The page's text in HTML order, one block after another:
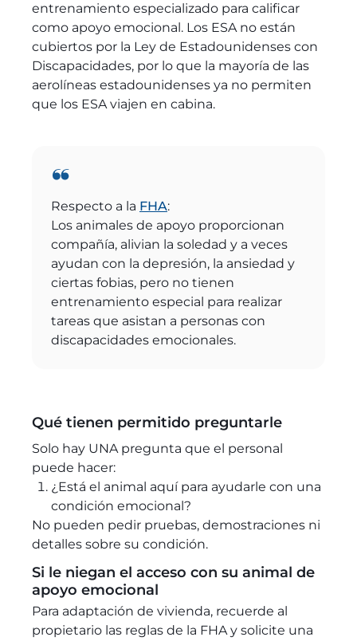
entrenamiento especializado para calificar
como apoyo emocional. Los ESA no están
cubiertos por la Ley de Estadounidenses con
Discapacidades, por lo que la mayoría de las
aerolíneas estadounidenses ya no permiten
que los ESA viajen en cabina.
Respecto a la FHA:
Los animales de apoyo proporcionan
compañía, alivian la soledad y a veces
ayudan con la depresión, la ansiedad y
ciertas fobias, pero no tienen
entrenamiento especial para realizar
tareas que asistan a personas con
discapacidades emocionales.
Qué tienen permitido preguntarle
Solo hay UNA pregunta que el personal
puede hacer:
¿Está el animal aquí para ayudarle con una
condición emocional?
No pueden pedir pruebas, demostraciones ni
detalles sobre su condición.
Si le niegan el acceso con su animal de
apoyo emocional
Para adaptación de vivienda, recuerde al
propietario las reglas de la FHA y solicite una